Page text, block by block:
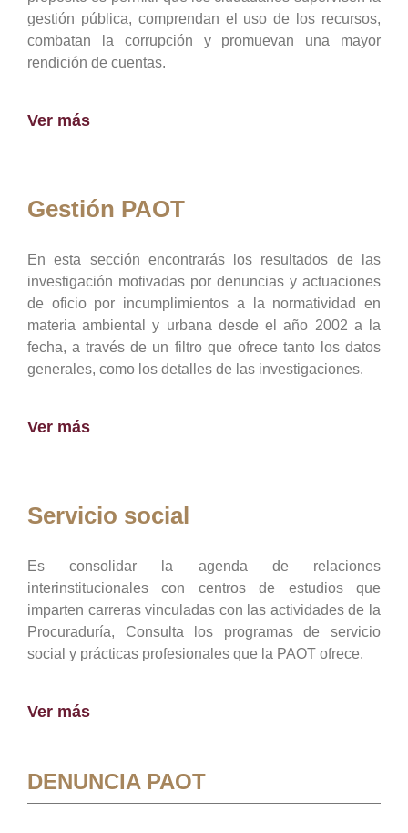
gestión pública, comprendan el uso de los recursos,
combatan la corrupción y promuevan una mayor
rendición de cuentas.
Ver más
Gestión PAOT
En esta sección encontrarás los resultados de las
investigación motivadas por denuncias y actuaciones
de oficio por incumplimientos a la normatividad en
materia ambiental y urbana desde el año 2002 a la
fecha, a través de un filtro que ofrece tanto los datos
generales, como los detalles de las investigaciones.
Ver más
Servicio social
Es consolidar la agenda de relaciones
interinstitucionales con centros de estudios que
imparten carreras vinculadas con las actividades de la
Procuraduría, Consulta los programas de servicio
social y prácticas profesionales que la PAOT ofrece.
Ver más
DENUNCIA PAOT